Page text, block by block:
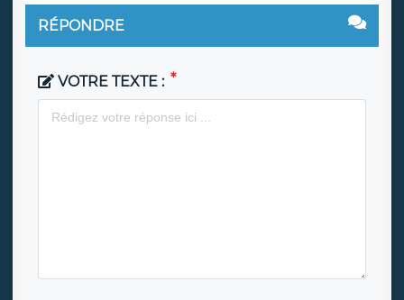
RÉPONDRE
VOTRE TEXTE :